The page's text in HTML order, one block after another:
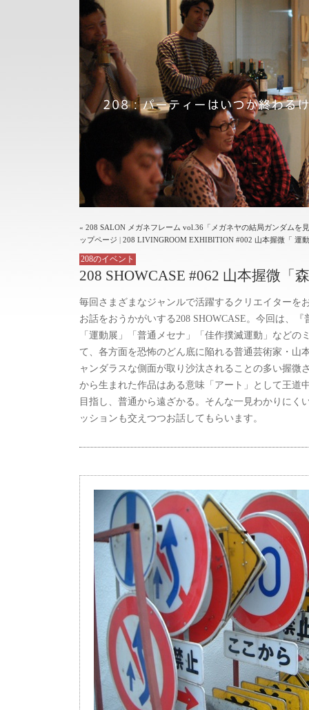
« 208 SALON メガネフレーム vol.36「メガネヤの結局ガンダムを
ップページ | 208 LIVINGROOM EXHIBITION #002 山本握微「 運
208のイベント
208 SHOWCASE #062 山本握微「
毎回さまざまなジャンルで活躍するクリエイターを
お話をおうかがいする208 SHOWCASE。今回は、
「運動展」「普通メセナ」「佳作撲滅運動」などの
て、各方面を恐怖のどん底に陥れる普通芸術家・山
ャンダラスな側面が取り沙汰されることの多い握微
から生まれた作品はある意味「アート」として王
目指し、普通から遠ざかる。そんな一見わかりにく
ッションも交えつつお話してもらいます。